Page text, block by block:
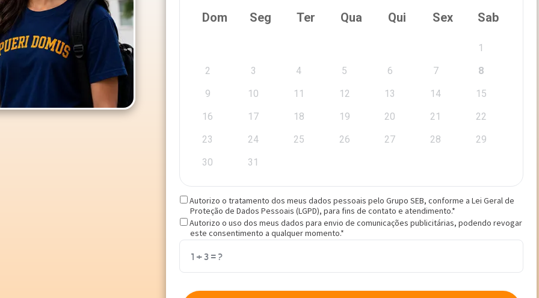
Autorizo o tratamento dos meus dados pessoais pelo Grupo SEB, conforme a Lei Geral de
Proteção de Dados Pessoais (LGPD), para fins de contato e atendimento.*
Autorizo o uso dos meus dados para envio de comunicações publicitárias, podendo revogar
este consentimento a qualquer momento.*